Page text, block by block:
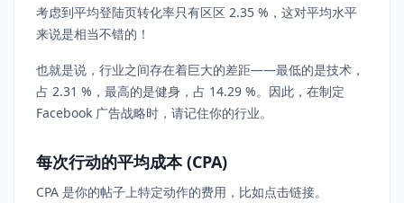
考虑到平均登陆页转化率只有区区 2.35 %，这对平均水平
来说是相当不错的！
也就是说，行业之间存在着巨大的差距——最低的是技术，
占 2.31 %，最高的是健身，占 14.29 %。因此，在制定
Facebook 广告战略时，请记住你的行业。
每次行动的平均成本 (CPA)
CPA 是你的帖子上特定动作的费用，比如点击链接。